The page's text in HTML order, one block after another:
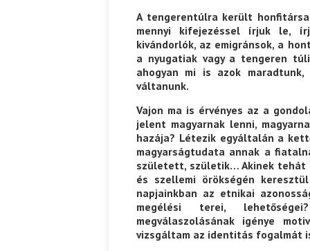
A tengerentúlra került
mennyi kifejezéssel írjuk le,
kivándorlók, az emigránsok, a
a nyugatiak vagy a tengeren
ahogyan mi is azok
váltanunk.
Vajon ma is érvényes az a
jelent magyarnak lenni,
hazája? Létezik egyáltalán a
magyarságtudata annak a
született, születik… Akinek tehát
és szellemi örökségén
napjainkban az etnikai
megélési terei,
megválaszolásának igénye
vizsgáltam az identitás fogalmát